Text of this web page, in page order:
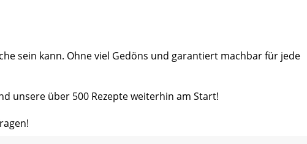
sein kann. Ohne viel Gedöns und garantiert machbar für jede
unsere über 500 Rezepte weiterhin am Start!